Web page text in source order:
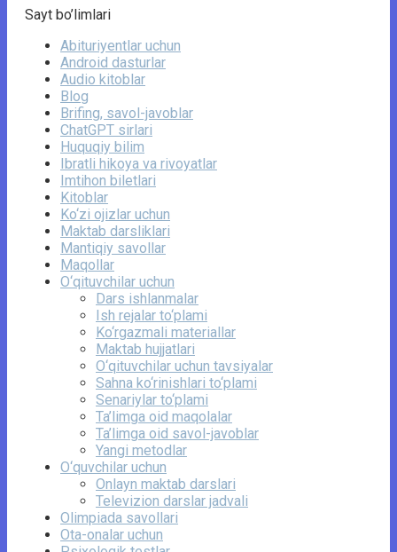
Sayt bo’limlari
Abituriyentlar uchun
Android dasturlar
Audio kitoblar
Blog
Brifing, savol-javoblar
ChatGPT sirlari
Huquqiy bilim
Ibratli hikoya va rivoyatlar
Imtihon biletlari
Kitoblar
Ko‘zi ojizlar uchun
Maktab darsliklari
Mantiqiy savollar
Maqollar
O‘qituvchilar uchun
Dars ishlanmalar
Ish rejalar to‘plami
Ko‘rgazmali materiallar
Maktab hujjatlari
O‘qituvchilar uchun tavsiyalar
Sahna ko‘rinishlari to‘plami
Senariylar to‘plami
Ta’limga oid maqolalar
Ta’limga oid savol-javoblar
Yangi metodlar
O‘quvchilar uchun
Onlayn maktab darslari
Televizion darslar jadvali
Olimpiada savollari
Ota-onalar uchun